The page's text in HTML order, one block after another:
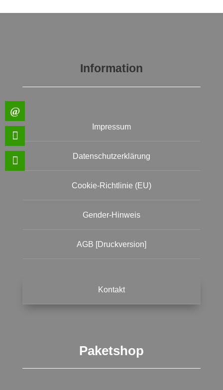
Information
Impressum
Datenschutzerklärung
Cookie-Richtlinie (EU)
Gender-Hinweis
AGB [Druckversion]
Kontakt
Paketshop